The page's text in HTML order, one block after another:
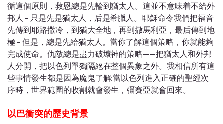
循這個原則，救恩總是先輪到猶太人。這並不意味着不給外
邦人 – 只是先是猶太人，后是希臘人。耶穌命令我們把福音
先傳到耶路撒冷，到猶大全地，再到撒馬利亞，最后傳到地
極 – 但是，總是先給猶太人。當你了解這個策略，你就能夠
完成使命。仇敵總是盡力破壞神的策略——把猶太人和外邦
人分開，把以色列單獨隔絕在整個異象之外。我相信所有這
些事情發生都是因為魔鬼了解:當以色列進入正確的聖經次
序時，世界範圍的收割就會發生，彌賽亞就會回來。
以巴衝突的歷史背景